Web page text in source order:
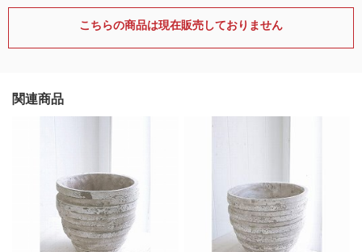
こちらの商品は現在販売しておりません
関連商品